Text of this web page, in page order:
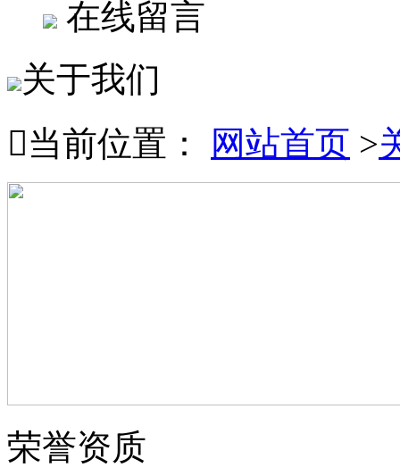
在线留言
关于我们
当前位置： 网站首页 >
荣誉资质